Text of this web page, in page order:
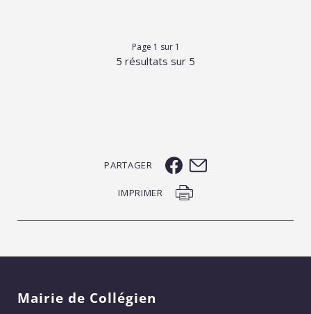
Page 1 sur 1
5 résultats sur 5
PARTAGER
IMPRIMER
Mairie de Collégien